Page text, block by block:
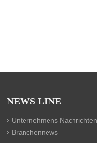
NEWS LINE
Unternehmens Nachrichten
Branchennews